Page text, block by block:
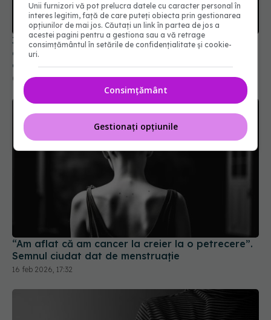
3 din 4 cazuri de cancer ovarian sunt
diagnosticate târziu, când boala e deja
avansată. FABC avertizează
05 mai 2026, 17:09
“Am aflat că am cancer la creier la o petrecere”.
Semnul ciudat dat de menstruație
16 feb 2026, 17:32
Unii furnizori vă pot prelucra datele cu caracter personal în
interes legitim, față de care puteți obiecta prin gestionarea
opțiunilor de mai jos. Căutați un link în partea de jos a
acestei pagini pentru a gestiona sau a vă retrage
consimțământul în setările de confidențialitate și cookie-
uri.
Consimțământ
Gestionați opțiunile